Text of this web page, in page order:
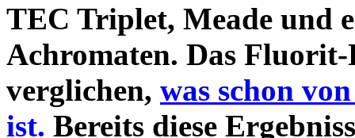
TEC Triplet, Meade und
Achromaten. Das
verglichen, was schon
ist. Bereits diese